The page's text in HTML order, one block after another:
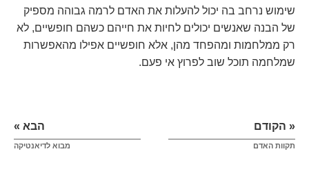
שימוש נרחב בה יכול להעלות את האדם לרמה גבוהה מספיק
של הבנה שאנשים יכולים לחיות את חייהם כשהם חופשיים, לא
רק ממלחמות ומהפחד מהן, אלא חופשיים אפילו מהאפשרות
שמלחמה תוכל שוב לפרוץ אי פעם.
« הקודם
תקוות האדם
הבא »
מבוא לדיאנטיקה